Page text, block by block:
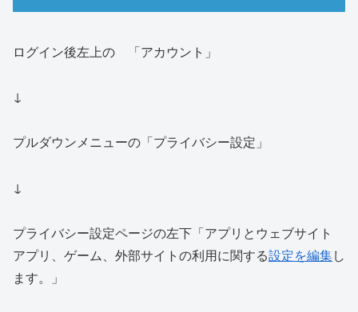
ログイン後左上の 「アカウント」
↓
プルダウンメニューの「プライバシー設定」
↓
プライバシー設定ページの左下「アプリとウェブサイト
アプリ、ゲーム、外部サイトの利用に関する設定を編集し
ます。」